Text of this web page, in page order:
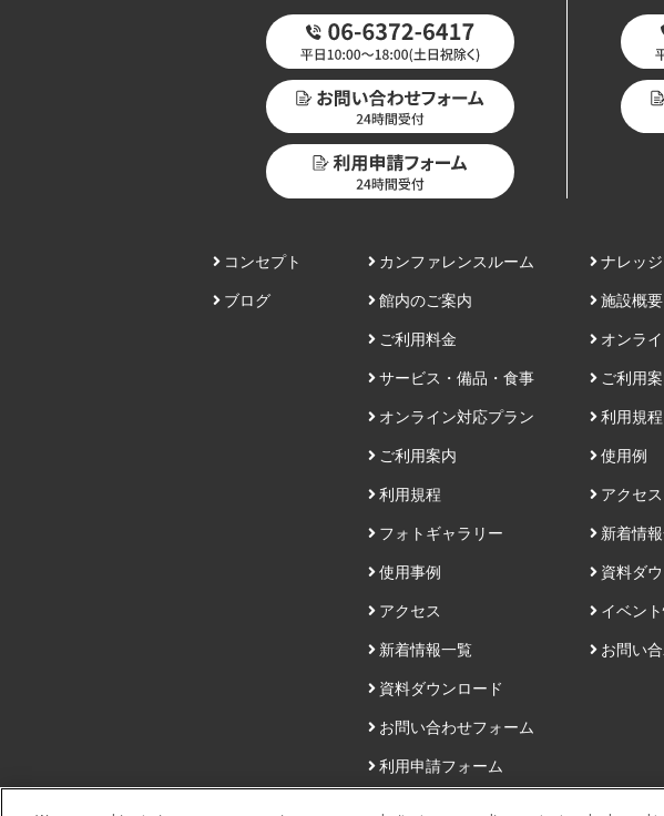
コンセプト
ブログ
カンファレンスルーム
館内のご案内
ご利用料金
サービス・備品・食事
オンライン対応プラン
ご利用案内
利用規程
フォトギャラリー
使用事例
アクセス
新着情報一覧
資料ダウンロード
お問い合わせフォーム
利用申請フォーム
ナレッ
施設概要
オンラ
ご利用
利用規程
使用例
アクセス
新着情
資料ダ
イベン
お問い